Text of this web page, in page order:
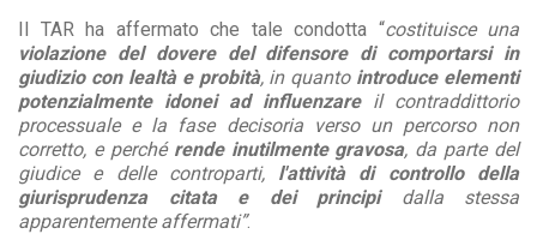
Il TAR ha affermato che tale condotta “costituisce una
violazione del dovere del difensore di comportarsi in
giudizio con lealtà e probità, in quanto introduce elementi
potenzialmente idonei ad influenzare il contraddittorio
processuale e la fase decisoria verso un percorso non
corretto, e perché rende inutilmente gravosa, da parte del
giudice e delle controparti, l'attività di controllo della
giurisprudenza citata e dei principidalla stessa
apparentemente affermati”.